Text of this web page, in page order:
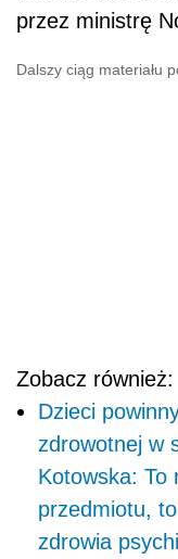
przez ministrę
Dalszy ciąg materiału
Zobacz również:
Dzieci
zdrowotnej w
Kotowska: To
przedmiotu,
zdrowia